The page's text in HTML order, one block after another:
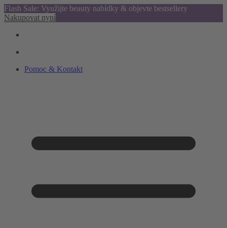
Flash Sale: Využijte beauty nabídky & objevte bestsellery
Nakupovat nyní
Pomoc & Kontakt